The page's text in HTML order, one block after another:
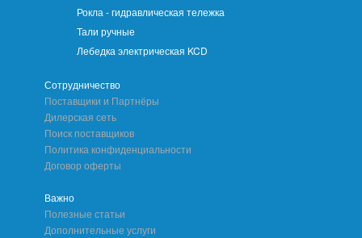
Рокла - гидравлическая тележка
Тали ручные
Лебедка электрическая KCD
Сотрудничество
Поставщики и Партнёры
Дилерская сеть
Поиск поставщиков
Политика конфиденциальности
Договор оферты
Важно
Полезные статьи
Дополнительные услуги